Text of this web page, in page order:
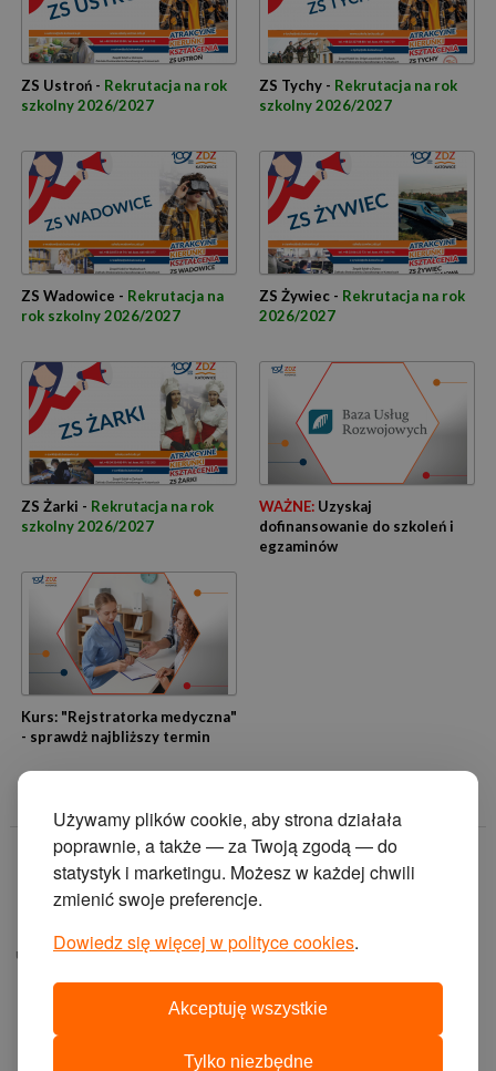
Używamy plików cookie, aby strona działała
poprawnie, a także — za Twoją zgodą — do
statystyk i marketingu. Możesz w każdej chwili
zmienić swoje preferencje.
Dowiedz się więcej w polityce cookies.
Akceptuję wszystkie
Tylko niezbędne
ZS Ustroń - Rekrutacja na rok
szkolny 2026/2027
ZS Tychy - Rekrutacja na rok
szkolny 2026/2027
ZS Wadowice - Rekrutacja na
rok szkolny 2026/2027
ZS Żywiec - Rekrutacja na rok
2026/2027
ZS Żarki - Rekrutacja na rok
szkolny 2026/2027
WAŻNE:Uzyskaj
dofinansowanie do szkoleń i
egzaminów
Kurs: "Rejstratorka medyczna"
- sprawdż najbliższy termin
© 2014 Zakład
Doskonalenia
Zawodowego w
ul. Krasińskiego 2, 40-
projekt i wykonanie: